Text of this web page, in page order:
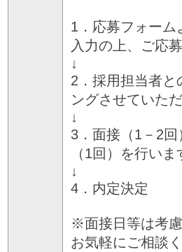
1．応募フォーム
入力の上、ご応
↓
2．採用担当者と
ングさせていただ
↓
3．面接（1－2
（1回）を行いま
↓
4．内定決定
※面接日等は考慮
お気軽にご相談く